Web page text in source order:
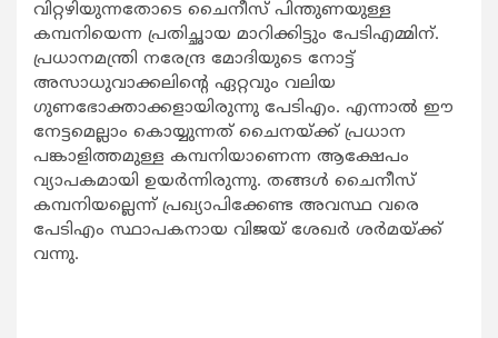
വിറ്റഴിയുന്നതോടെ ചൈനീസ് പിന്തുണയുള്ള
കമ്പനിയെന്ന പ്രതിച്ഛായ മാറിക്കിട്ടും പേടിഎമ്മിന്.
പ്രധാനമന്ത്രി നരേന്ദ്ര മോദിയുടെ നോട്ട്
അസാധുവാക്കലിന്‍റെ ഏറ്റവും വലിയ
ഗുണഭോക്താക്കളായിരുന്നു പേടിഎം. എന്നാല്‍ ഈ
നേട്ടമെല്ലാം കൊയ്യുന്നത് ചൈനയ്ക്ക് പ്രധാന
പങ്കാളിത്തമുള്ള കമ്പനിയാണെന്ന ആക്ഷേപം
വ്യാപകമായി ഉയര്‍ന്നിരുന്നു. തങ്ങള്‍ ചൈനീസ്
കമ്പനിയല്ലെന്ന് പ്രഖ്യാപിക്കേണ്ട അവസ്ഥ വരെ
പേടിഎം സ്ഥാപകനായ വിജയ് ശേഖര്‍ ശര്‍മയ്ക്ക്
വന്നു.